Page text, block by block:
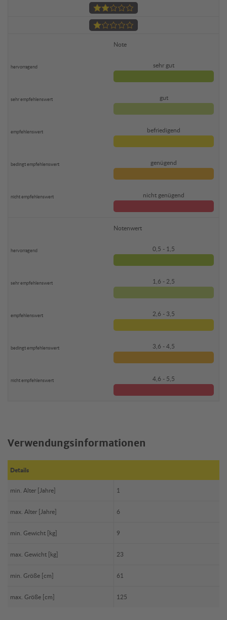
Note
sehr gut
gut
befriedigend
genügend
nicht genügend
Notenwert
0,5 - 1,5
1,6 - 2,5
2,6 - 3,5
3,6 - 4,5
4,6 - 5,5
Verwendungsinformationen
Details
min. Alter [Jahre] 1
max. Alter [Jahre] 6
min. Gewicht [kg] 9
max. Gewicht [kg] 23
min. Größe [cm] 61
max. Größe [cm] 125